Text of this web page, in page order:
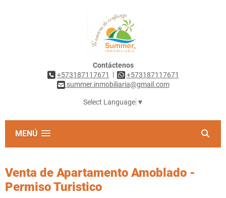
Contáctenos
+573187117671
|
+573187117671
summer.inmobiliaria@gmail.com
Select Language ▼
MENÚ
Venta de Apartamento Amoblado -
Permiso Turistico